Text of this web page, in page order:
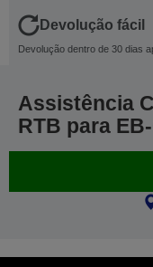
Devolução fácil
Devolução dentro de 30 dias
Assistência
RTB para